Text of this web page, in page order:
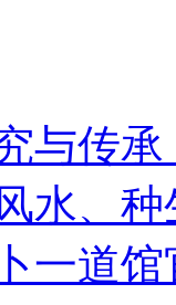
与传
水、
一道